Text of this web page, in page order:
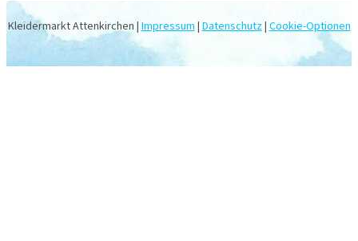
Kleidermarkt Attenkirchen | Impressum | Datenschutz| Cookie-Optionen